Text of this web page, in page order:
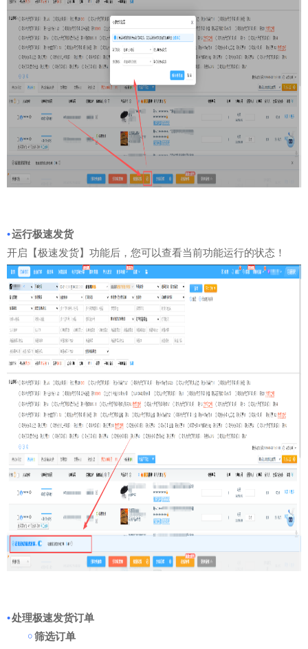
•运行极速发货
开启【极速发货】功能后，您可以查看当前功能运行的状态！
•处理极速发货订单
￮筛选订单